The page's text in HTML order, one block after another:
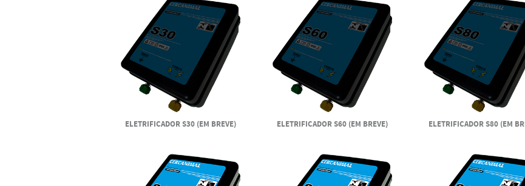
ELETRIFICADOR S30 (EM BREVE) ELETRIFICADOR S60 (EM BREVE) ELETRIFICADOR S80 (EM